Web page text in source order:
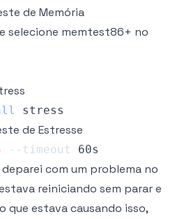
de Memória
selecione memtest86+ no
de Estresse
--timeout
com um problema no
reiniciando sem parar e
que estava causando isso,